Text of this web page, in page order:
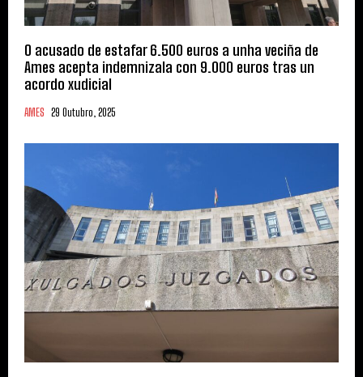
O acusado de estafar 6.500 euros a unha veciña de
Ames acepta indemnizala con 9.000 euros tras un
acordo xudicial
AMES 29 Outubro, 2025